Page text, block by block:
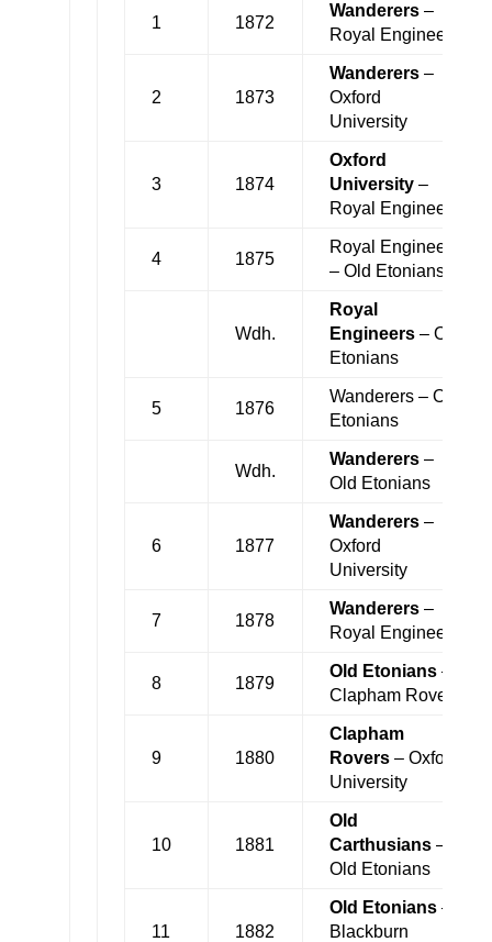
1 1872
Wanderers–
Royal Engineers
2 1873
Wanderers–
Oxford
University
3 1874
Oxford
University–
Royal Engineers
4 1875
Royal Engineers
– Old Etonians
Wdh.
Royal
Engineers– Old
Etonians
5 1876
Wanderers – Old
Etonians
Wdh.
Wanderers–
Old Etonians
6 1877
Wanderers–
Oxford
University
7 1878
Wanderers–
Royal Engineers
8 1879
Old Etonians–
Clapham Rovers
9 1880
Clapham
Rovers– Oxford
University
10 1881
Old
Carthusians–
Old Etonians
11 1882
Old Etonians–
Blackburn